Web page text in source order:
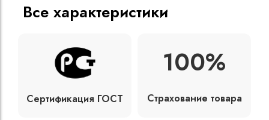
Все характеристики
Сертификация ГОСТ
100%
Страхование товара